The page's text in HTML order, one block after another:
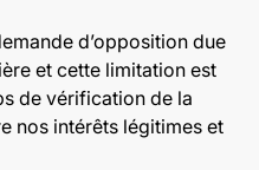
d’opposition due
et cette limitation est
de vérification de la
nos intérêts légitimes et